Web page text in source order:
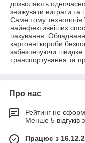
дозволяють
знижувати витрати та
Саме тому
найефективніших
пакування.
картонні короби
забезпечуючи швидке
транспортування та
Про нас
Рейтинг не
Менше 5 відгуків
Працює з